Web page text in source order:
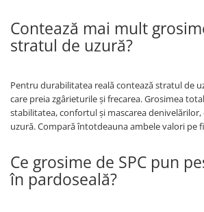
Contează mai mult
stratul de uzură?
Pentru durabilitatea reală contează stratul de
care preia zgârieturile și frecarea. Grosimea
stabilitatea, confortul și mascarea
uzură. Compară întotdeauna ambele valori pe
Ce grosime de SPC pun
în pardoseală?